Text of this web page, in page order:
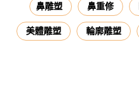
鼻雕塑 鼻重修
美體雕塑 輪廓雕塑